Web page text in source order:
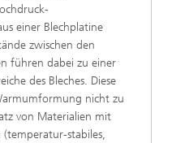
einer Blechplatine
zwischen den
führen dabei zu einer
des Bleches. Diese
nicht zu
von Materialien mit
(temperatur-stabiles,